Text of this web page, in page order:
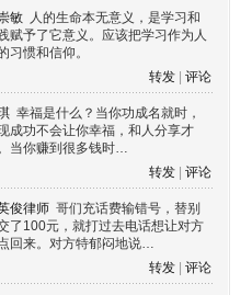
敏 人的生命本无意义，是学习和
赋予了它意义。应该把学习作为人
习惯和信仰。
转发
评论
幸福是什么？当你功成名就时，
成功不会让你幸福，和人分享才
当你赚到很多钱时…
转发
评论
俊律师 哥们充话费输错号，替别
了100元，就打过去电话想让对方
回来。对方特郁闷地说…
转发
评论